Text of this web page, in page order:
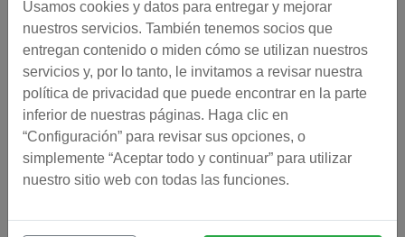
Usamos cookies y datos para entregar y mejorar
nuestros servicios. También tenemos socios que
entregan contenido o miden cómo se utilizan nuestros
servicios y, por lo tanto, le invitamos a revisar nuestra
política de privacidad que puede encontrar en la parte
inferior de nuestras páginas. Haga clic en
“Configuración” para revisar sus opciones, o
simplemente “Aceptar todo y continuar” para utilizar
nuestro sitio web con todas las funciones.